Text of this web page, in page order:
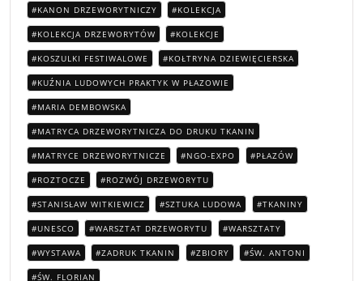
KANON DRZEWORYTNICZY KOLEKCJA
KOLEKCJA DRZEWORYTÓW KOLEKCJE
KOSZULKI FESTIWALOWE KOŁTRYNA DZIEWIĘCIERSKA
KUŹNIA LUDOWYCH PRAKTYK W PŁAZOWIE
MARIA DEMBOWSKA
MATRYCA DRZEWORYTNICZA DO DRUKU TKANIN
MATRYCE DRZEWORYTNICZE NGO-EXPO PŁAZÓW
ROZTOCZE ROZWÓJ DRZEWORYTU
STANISŁAW WITKIEWICZ SZTUKA LUDOWA TKANINY
UNESCO WARSZTAT DRZEWORYTU WARSZTATY
WYSTAWA ZADRUK TKANIN ZBIORY ŚW. ANTONI
ŚW. FLORIAN